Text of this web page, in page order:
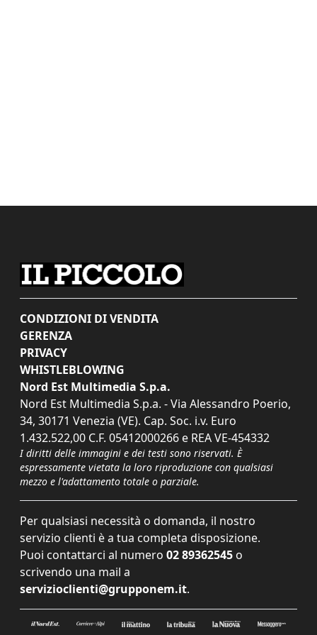
CONDIZIONI DI VENDITA
GERENZA
PRIVACY
WHISTLEBLOWING
Nord Est Multimedia S.p.a.
Nord Est Multimedia S.p.a. - Via Alessandro Poerio,
34, 30171 Venezia (VE). Cap. Soc. i.v. Euro
1.432.522,00 C.F. 05412000266 e REA VE-454332
I diritti delle immagini e dei testi sono riservati. È
espressamente vietata la loro riproduzione con qualsiasi
mezzo e l'adattamento totale o parziale.
Per qualsiasi necessità o domanda, il nostro
servizio clienti è a tua completa disposizione.
Puoi contattarci al numero 02 89362545 o
scrivendo una mail a
servizioclienti@grupponem.it.